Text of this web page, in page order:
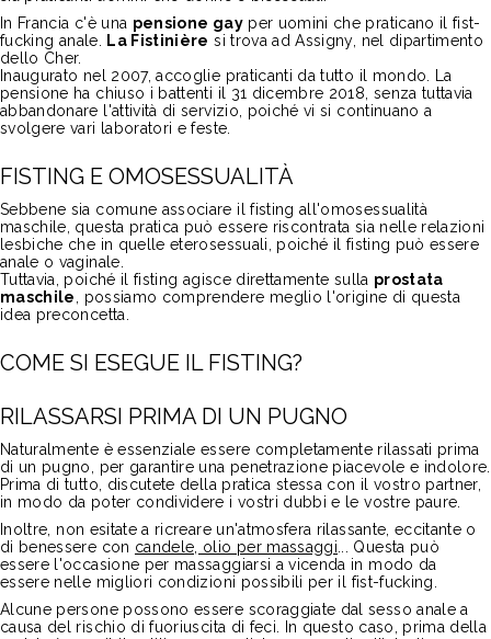
In Francia c'è una pensione gayper uomini che praticano il fist-
fucking anale. La Fistinière si trova ad Assigny, nel dipartimento
dello Cher.
Inaugurato nel 2007, accoglie praticanti da tutto il mondo. La
pensione ha chiuso i battenti il 31 dicembre 2018, senza tuttavia
abbandonare l'attività di servizio, poiché vi si continuano a
svolgere vari laboratori e feste.
FISTING E OMOSESSUALITÀ
Sebbene sia comune associare il fisting all'omosessualità
maschile, questa pratica può essere riscontrata sia nelle relazioni
lesbiche che in quelle eterosessuali, poiché il fisting può essere
anale o vaginale.
Tuttavia, poiché il fisting agisce direttamente sulla prostata
maschile
, possiamo comprendere meglio l'origine di questa
idea preconcetta.
COME SI ESEGUE IL FISTING?
RILASSARSI PRIMA DI UN PUGNO
Naturalmente è essenziale essere completamente rilassati prima
di un pugno, per garantire una penetrazione piacevole e indolore.
Prima di tutto, discutete della pratica stessa con il vostro partner,
in modo da poter condividere i vostri dubbi e le vostre paure.
Inoltre, non esitate a ricreare un'atmosfera rilassante, eccitante o
di benessere con candele, olio per massaggi ... Questa può
essere l'occasione per massaggiarsi a vicenda in modo da
essere nelle migliori condizioni possibili per il fist-fucking.
Alcune persone possono essere scoraggiate dal sesso anale a
causa del rischio di fuoriuscita di feci. In questo caso, prima della